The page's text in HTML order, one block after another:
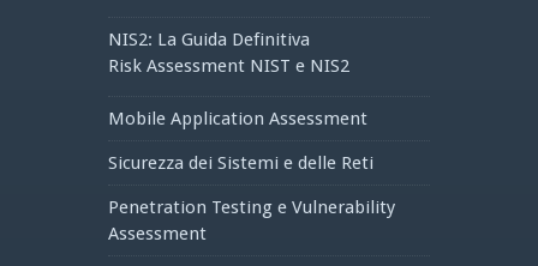
NIS2: La Guida Definitiva
Risk Assessment NIST e NIS2
Mobile Application Assessment
Sicurezza dei Sistemi e delle Reti
Penetration Testing e Vulnerability
Assessment